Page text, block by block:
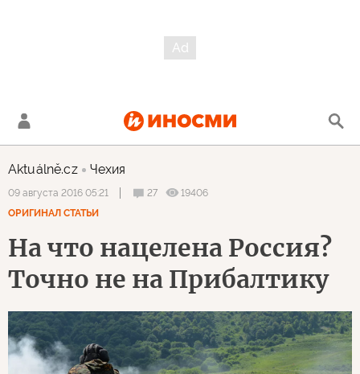
Aktuálně.cz Чехия
09 августа 2016 05:21 27
19406
ОРИГИНАЛ СТАТЬИ
На что нацелена Россия?
Точно не на Прибалтику